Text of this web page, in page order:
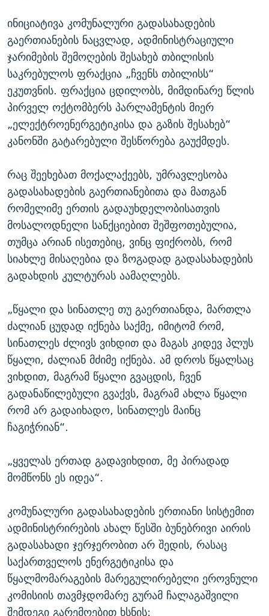
ინიციატივა კომუნალური გადასახადების
გაერთიანების ნაცვლად, ადმინისტრაციული
ჯარიმების შემოღების შესახებ თბილისის
საკრებულოს ფრაქცია „ჩვენს თბილისს“
ეკუთვნის. ფრაქცია ცდილობს, მიმდინარე წლის
პირველ ოქტომბერს პარლამენტის მიერ
„ელექტროენერგეტიკისა და გაზის შესახებ“
კანონში გატარებული შესწორება გაუქმდეს.
რაც შეეხებათ მოქალაქეებს, უმრავლესობა
გადასახადების გაერთიანებითა და მათგან
რომელიმე ერთის გადაუხდელობისათვის
მოსალოდნელი სანქციებით შეშფოთებულია,
თუმცა არიან ისეთებიც, ვინც ფიქრობს, რომ
სიახლე მისაღებია და ზოგადად გადასახადების
გადახდის კულტურას აამაღლებს.
„წყალი და სინათლე თუ გაერთიანდა, მართლა
ძალიან ცუდად იქნება საქმე, იმიტომ რომ,
სინათლეს ძლივს ვიხდით და მაგას კიდევ პლუს
წყალი, ძალიან მძიმე იქნება. ამ დროს წყალსაც
ვიხდით, მაგრამ წყალი გვაცდის, ჩვენ
გადანაწილებული გვაქვს, მაგრამ ახლა წყალი
რომ არ გადაიხადო, სინათლეს მაინც
ჩაგიჭრიან“.
„ყველას ერთად გადავიხდით, მე პირადად
მომწონს ეს იდეა“.
კომუნალური გადასახადების ერთიანი სისტემით
ადმინისტრირების ახალ წესში ბუნებრივი აირის
გადასახადი ჯერჯერობით არ შედის, რასაც
საქართველოს ენერგეტიკისა და
წყალმომარაგების მარეგულირებელი ეროვნული
კომისიის თავმჯდომარე გურამ ჩალაგაშვილი